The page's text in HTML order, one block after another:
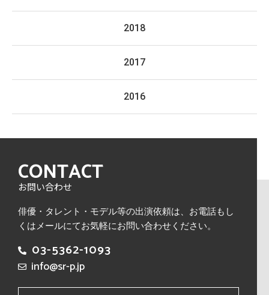
2018
2017
2016
CONTACT
お問い合わせ
俳優・タレント・モデル等の出演依頼は、 お電話もし
くはメールにてお気軽にお問い合わせください。
03-5362-1093
info@sr-p.jp